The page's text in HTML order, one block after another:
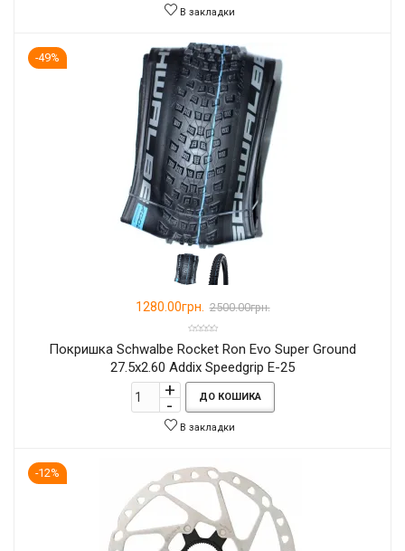
В закладки
-49%
1280.00грн. 2500.00грн.
Покришка Schwalbe Rocket Ron Evo Super Ground
27.5x2.60 Addix Speedgrip E-25
ДО КОШИКА
В закладки
-12%